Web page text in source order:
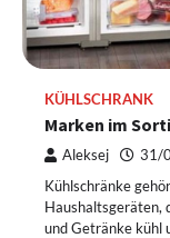
KÜHLSCHRANK
Marken im
Aleksej 31/
Kühlschränke
Haushaltsgeräten,
und Getränke kühl